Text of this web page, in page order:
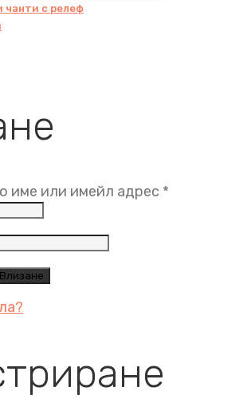
чанти с релеф
име или имейл адрес *
Влизане